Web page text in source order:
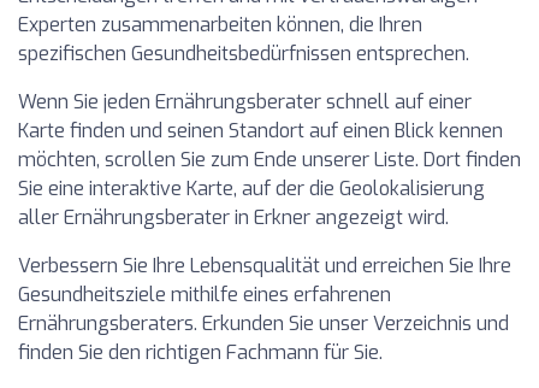
Experten zusammenarbeiten können, die Ihren
spezifischen Gesundheitsbedürfnissen entsprechen.
Wenn Sie jeden Ernährungsberater schnell auf einer
Karte finden und seinen Standort auf einen Blick kennen
möchten, scrollen Sie zum Ende unserer Liste. Dort finden
Sie eine interaktive Karte, auf der die Geolokalisierung
aller Ernährungsberater in Erkner angezeigt wird.
Verbessern Sie Ihre Lebensqualität und erreichen Sie Ihre
Gesundheitsziele mithilfe eines erfahrenen
Ernährungsberaters. Erkunden Sie unser Verzeichnis und
finden Sie den richtigen Fachmann für Sie.